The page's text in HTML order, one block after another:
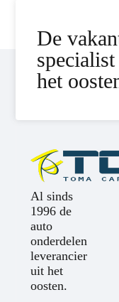
De
het
Al sinds
1996 de
auto
onderdelen
leverancier
uit het
oosten.